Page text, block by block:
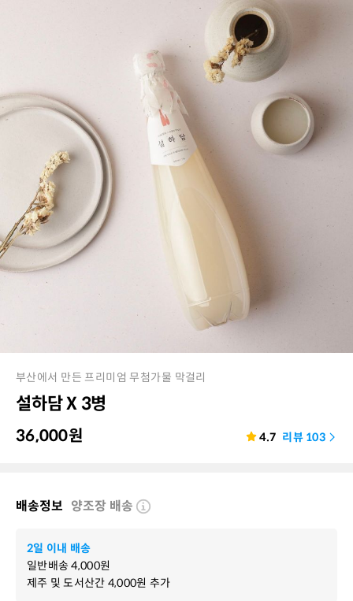
부산에서 만든 프리미엄 무첨가물 막걸리
설하담 X 3병
36,000원 4.7 리뷰 103
배송정보 양조장 배송
2일 이내 배송
일반배송4,000원
제주 및 도서산간 4,000원 추가